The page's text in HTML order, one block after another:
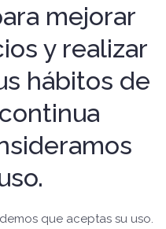
mejorar
y realizar
hábitos de
que aceptas su uso.